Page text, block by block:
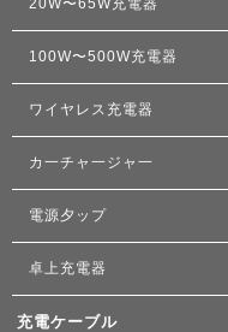
100W〜500W充電器
ワイヤレス充電器
カ一チャ一ジャ一
電源夕ップ
卓上充電器
充電ケーブル